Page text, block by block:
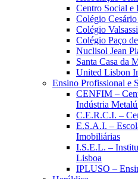
Centro Social
Colégio
Colégio
Colégio Paço
Nuclisol Jean
Santa Casa da
United Lisbon
Ensino Profissional e
CENFIM –
Indústria
C.E.R.C.I. –
E.S.A.I. –
Imobiliárias
I.S.E.L. –
Lisboa
IPLUSO –